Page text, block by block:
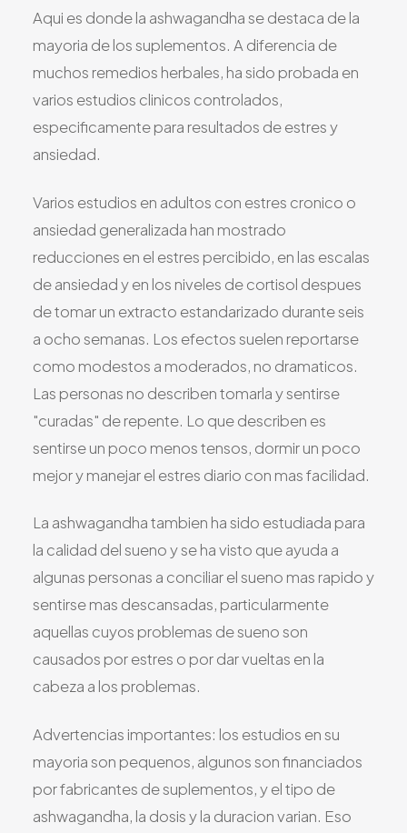
Aqui es donde la ashwagandha se destaca de la
mayoria de los suplementos. A diferencia de
muchos remedios herbales, ha sido probada en
varios estudios clinicos controlados,
especificamente para resultados de estres y
ansiedad.
Varios estudios en adultos con estres cronico o
ansiedad generalizada han mostrado
reducciones en el estres percibido, en las escalas
de ansiedad y en los niveles de cortisol despues
de tomar un extracto estandarizado durante seis
a ocho semanas. Los efectos suelen reportarse
como modestos a moderados, no dramaticos.
Las personas no describen tomarla y sentirse
"curadas" de repente. Lo que describen es
sentirse un poco menos tensos, dormir un poco
mejor y manejar el estres diario con mas facilidad.
La ashwagandha tambien ha sido estudiada para
la calidad del sueno y se ha visto que ayuda a
algunas personas a conciliar el sueno mas rapido y
sentirse mas descansadas, particularmente
aquellas cuyos problemas de sueno son
causados por estres o por dar vueltas en la
cabeza a los problemas.
Advertencias importantes: los estudios en su
mayoria son pequenos, algunos son financiados
por fabricantes de suplementos, y el tipo de
ashwagandha, la dosis y la duracion varian. Eso